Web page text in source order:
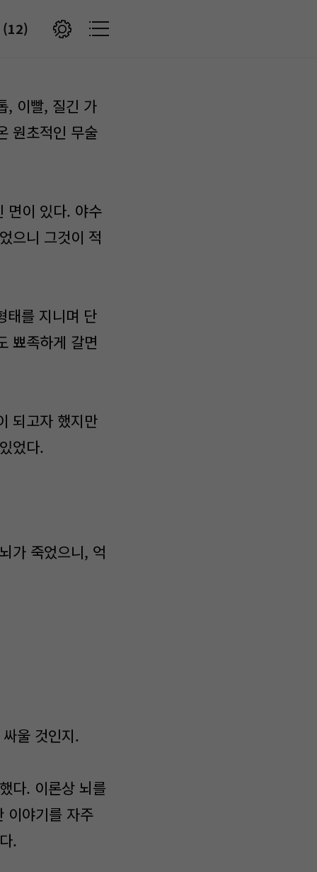
(12)
, 이빨, 질긴 가
원초적인 무술
면이 있다. 야수
으니 그것이 적
태를 지니며 단
뾰족하게 갈면
되고자 했지만
었다.
가 죽었으니, 억
울 것인지.
다. 이론상 뇌를
이야기를 자주
.